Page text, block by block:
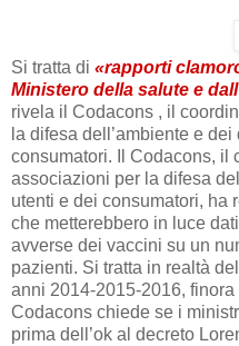
Si tratta di «rapporti
Ministero della salute e
rivela il Codacons , il
la difesa dell’ambiente e
consumatori. Il Codacons, il
associazioni per la difesa
utenti e dei consumatori,
che metterebbero in luce
avverse dei vaccini su un
pazienti. Si tratta in realtà
anni 2014-2015-2016,
Codacons chiede se i
prima dell’ok al decreto